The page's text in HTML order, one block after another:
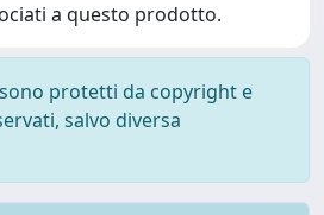
a questo prodotto.
protetti da copyright e
salvo diversa